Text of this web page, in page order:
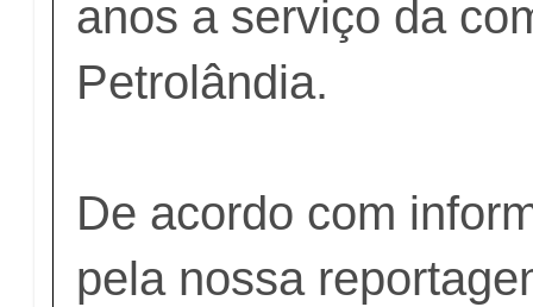
anos a serviço da
Petrolândia.
De acordo com
pela nossa